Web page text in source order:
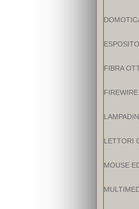
FIBRA
FIREWIRE
LETTORI
MOUSE